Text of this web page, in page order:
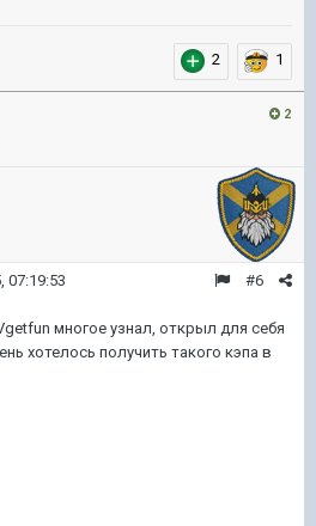
2 1
2
#6
07:19:53
многое узнал, открыл для себя
хотелось получить такого кэпа в